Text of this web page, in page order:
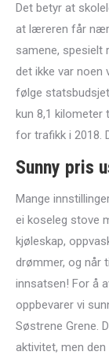
Det betyr at
at læreren får nær
samene, spesielt
det ikke var noen
følge
kun 8,1 kilometer
for trafikk i 2018.
Sunny pris
Mange
ei koseleg stove
kjøleskap,
drømmer, og når
innsatsen! For å
oppbevarer vi
Søstrene Grene.
aktivitet, men